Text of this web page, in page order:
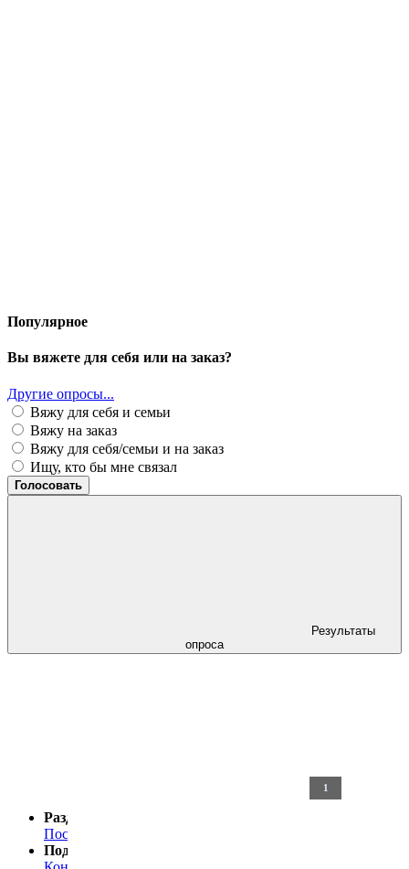
X
Популярное
Вы вяжете для себя или на заказ?
Другие опросы...
Вяжу для себя и семьи
Вяжу на заказ
Вяжу для себя/семьи и на заказ
Ищу, кто бы мне связал
Голосовать
Результаты
опроса
Разделы сайта
Последние новости
Поддержка